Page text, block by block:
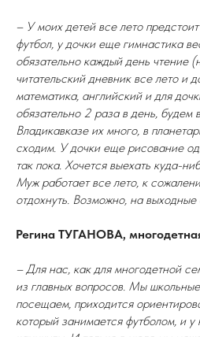
– У моих детей все лето
футбол, у дочки еще гимнастика
обязательно каждый день чтение
читательский дневник все лето и
математика, английский и для
обязательно 2 раза в день, будем
Владикавказе их много, в
сходим. У дочки еще рисование
так пока. Хочется выехать куда-
Муж работает все лето, к
отдохнуть. Возможно, на
Регина ТУГАНОВА,
– Для нас, как для многодетной
из главных вопросов. Мы
посещаем, приходится
который занимается футболом, и у